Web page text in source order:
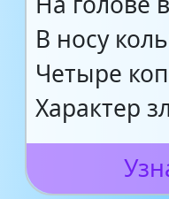
В носу
Четыре
Характер